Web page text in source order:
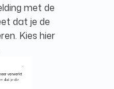
met de
dat je de
Kies hier